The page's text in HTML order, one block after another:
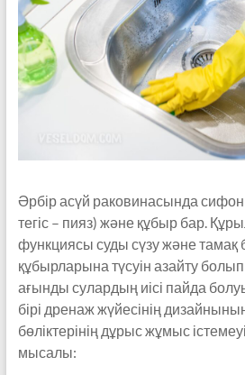
Әрбір асүй раковинасында
тегіс – пияз) және құбыр бар.
функциясы суды сүзу және тамақ
құбырларына түсуін азайту
ағынды сулардың иісі пайда
бірі дренаж жүйесінің
бөліктерінің дұрыс жұмыс
мысалы: